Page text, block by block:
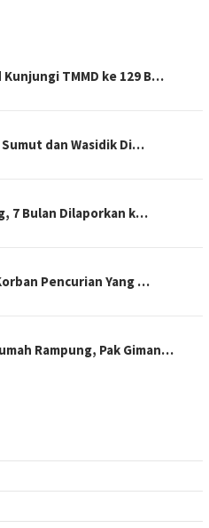
Kunjungi TMMD ke 129 B…
dan Wasidik Di…
7 Bulan Dilaporkan k…
Pencurian Yang …
Rampung, Pak Giman…